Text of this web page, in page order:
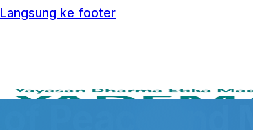
Langsung ke footer